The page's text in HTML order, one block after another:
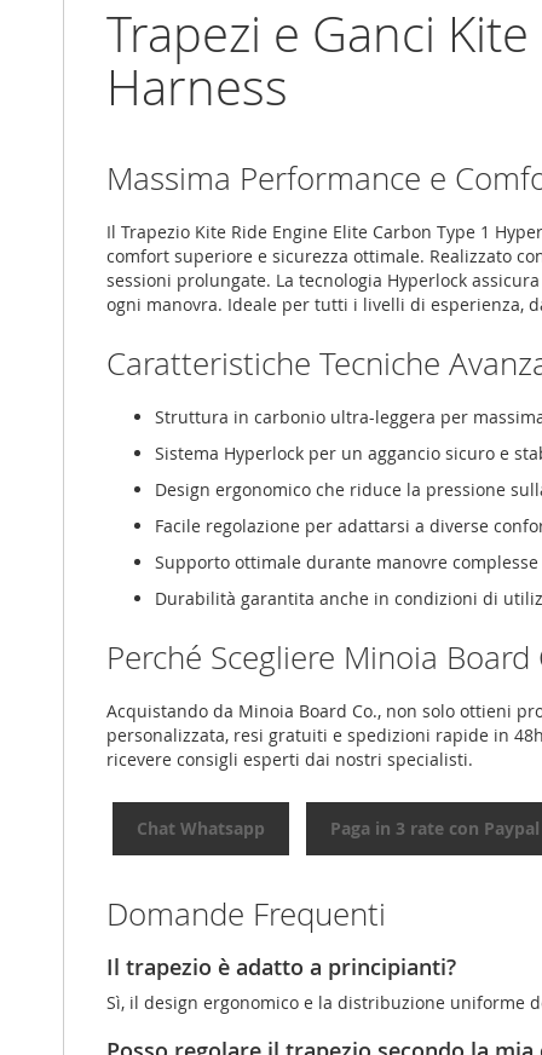
Trapezi e Ganci
Harness
Massima Performance e
Il Trapezio Kite Ride Engine Elite Carbon Type 1
comfort superiore e sicurezza ottimale. Realizzato
sessioni prolungate. La tecnologia Hyperlock
ogni manovra. Ideale per tutti i livelli di esperienza,
Caratteristiche Tecniche
Struttura in carbonio ultra-leggera per
Sistema Hyperlock per un aggancio sicuro e
Design ergonomico che riduce la pressione
Facile regolazione per adattarsi a diverse
Supporto ottimale durante manovre
Durabilità garantita anche in condizioni di
Perché Scegliere Minoia Board
Acquistando da Minoia Board Co., non solo ottieni
personalizzata, resi gratuiti e spedizioni rapide in
ricevere consigli esperti dai nostri specialisti.
Chat Whatsapp Paga in 3 rate con Paypal
Domande Frequenti
Il trapezio è adatto a principianti?
Sì, il design ergonomico e la distribuzione uniforme